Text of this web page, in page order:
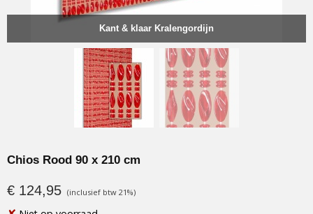
Kant & klaar Kralengordijn
Chios Rood 90 x 210 cm
€ 124,95 (inclusief btw 21%)